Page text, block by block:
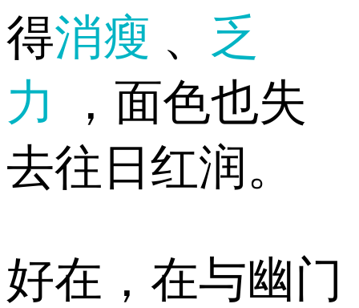
得消瘦 、 乏
力
，面色也失
去往日红润。
好在，在与幽门